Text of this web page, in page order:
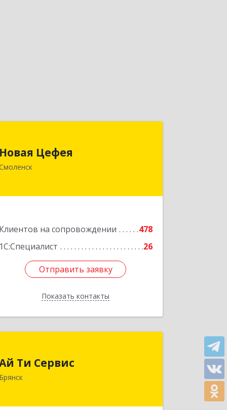
Новая Цефея
Клиентов на сопровождении
478
1С:Специалист
26
Отправить заявку
Показать контакты
214018, Смоленская обл, Смоленск г,
Подробнее
Отправить заявку
Назад
Ти Сервис
Брянск
241035, Брянская обл, Брянск г,
Брянской Пролетарской Дивизии ул,